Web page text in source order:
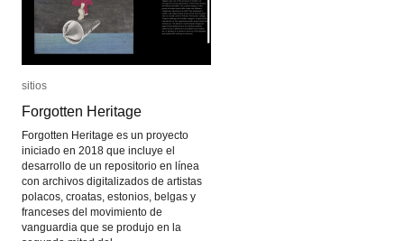
sitios
Forgotten Heritage
Forgotten Heritage es un proyecto
iniciado en 2018 que incluye el
desarrollo de un repositorio en línea
con archivos digitalizados de artistas
polacos, croatas, estonios, belgas y
franceses del movimiento de
vanguardia que se produjo en la
sitios
Forgotten Heritage